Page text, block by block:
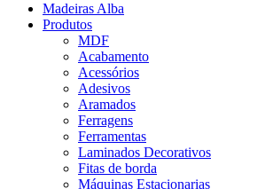
Madeiras Alba
Produtos
MDF
Acabamento
Acessórios
Adesivos
Aramados
Ferragens
Ferramentas
Laminados Decorativos
Fitas de borda
Máquinas Estacionarias